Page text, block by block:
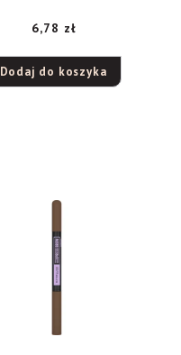
6,78 zł
Dodaj do koszyka